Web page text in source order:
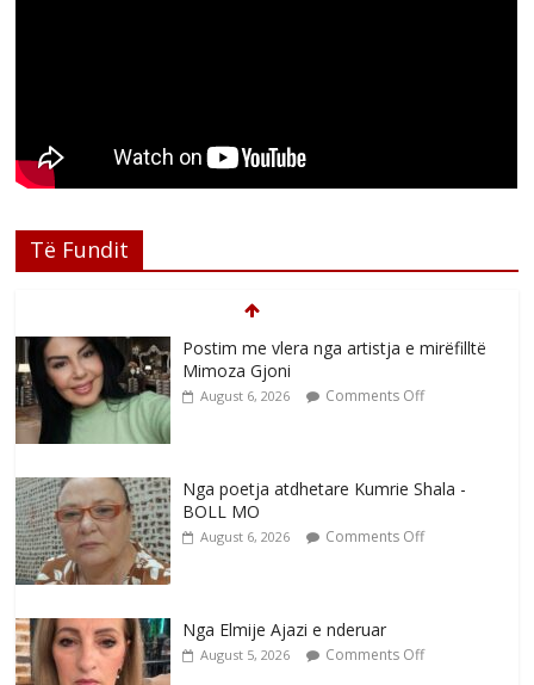
Të Fundit
Postim me vlera nga artistja e mirëfilltë
Mimoza Gjoni
August 6, 2026 Comments Off
Nga poetja atdhetare Kumrie Shala -
BOLL MO
August 6, 2026 Comments Off
Nga Elmije Ajazi e nderuar
August 5, 2026 Comments Off